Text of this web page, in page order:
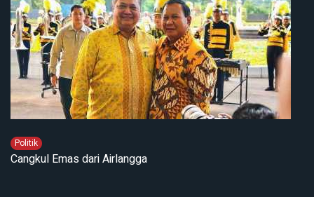
Politik
Cangkul Emas dari Airlangga